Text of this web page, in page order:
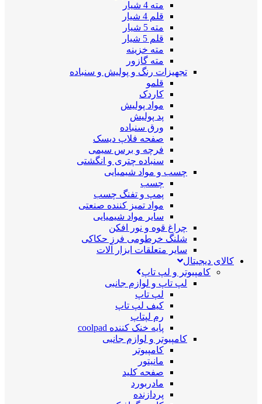
مته 4 شیار
قلم 4 شیار
مته 5 شیار
قلم 5 شیار
مته خزینه
مته گازور
تجهیزات رنگ و پولیش و سنباده
قلمو
کاردک
مواد پولیش
پد پولیش
ورق سنباده
صفحه فلاپ دیسک
فرچه و برس سیمی
سنباده چتری و انگشتی
چسب و مواد شیمیایی
چسب
پمپ و تفنگ چسب
مواد تمیز کننده صنعتی
سایر مواد شیمیایی
چراغ قوه و نور افکن
شلنگ خرطومی فرز حکاکی
سایر متعلقات ابزار آلات
کالای دیجیتال
کامپیوتر و لپ تاپ
لپ تاپ و لوازم جانبی
لپ تاپ
کیف لپ تاپ
رم لپتاپ
پایه خنک کننده coolpad
کامپیوتر و لوازم جانبی
کامپیوتر
مانیتور
صفحه کلید
مادربورد
پردازنده